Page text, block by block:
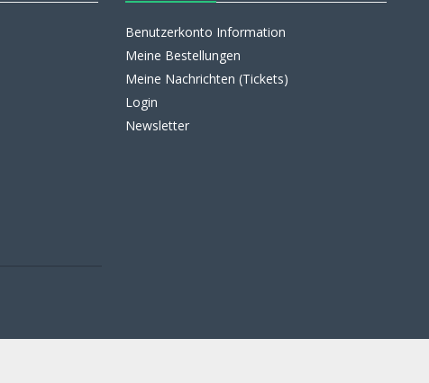
Benutzerkonto Information
Meine Bestellungen
Meine Nachrichten (Tickets)
Login
Newsletter